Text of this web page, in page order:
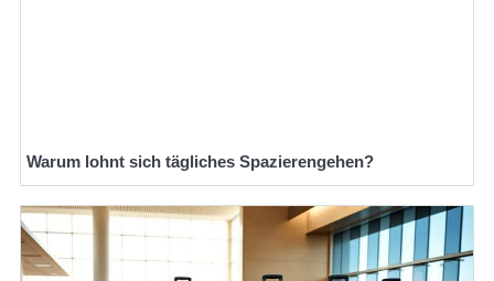
Warum lohnt sich tägliches Spazierengehen?